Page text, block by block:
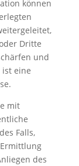
können
Dritte
und
eine
mit
Falls,
des